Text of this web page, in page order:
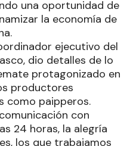
una oportunidad de
la economía de
ejecutivo del
dio detalles de lo
protagonizado en
productores
como paipperos.
con
24 horas, la alegría
los que trabajamos